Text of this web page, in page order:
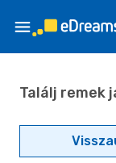
Találj remek